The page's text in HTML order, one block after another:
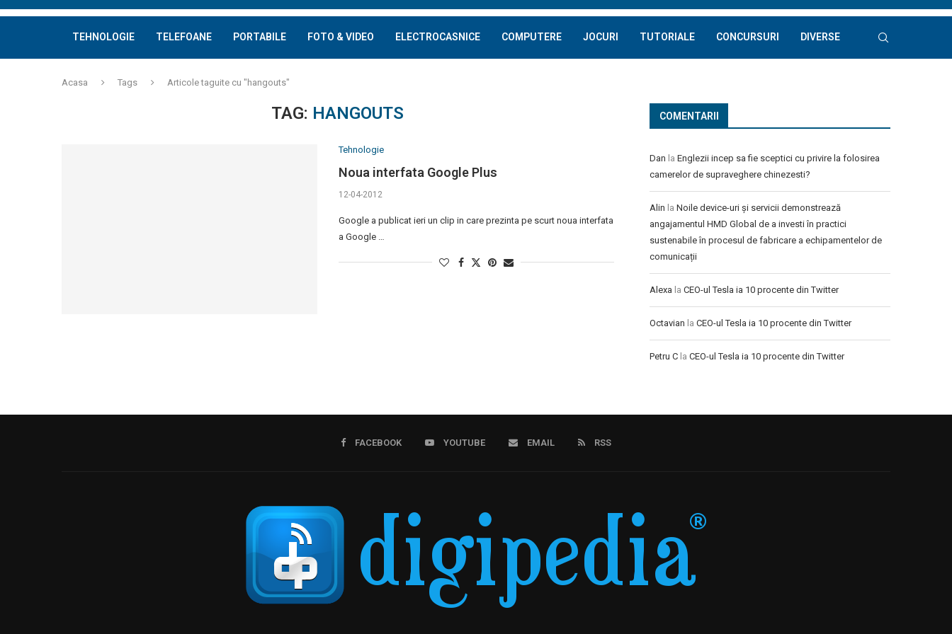
TEHNOLOGIE TELEFOANE PORTABILE FOTO & VIDEO ELECTROCASNICE COMPUTERE JOCURI TUTORIALE CONCURSURI DIVERSE
Acasa Tags Articole taguite cu "hangouts"
TAG: HANGOUTS
Tehnologie
Noua interfata Google Plus
12-04-2012
Google a publicat ieri un clip in care prezinta pe scurt noua interfata
a Google …
COMENTARII
Dan la Englezii incep sa fie sceptici cu privire la folosirea
camerelor de supraveghere chinezesti?
Alin la Noile device-uri și servicii demonstrează
angajamentul HMD Global de a investi în practici
sustenabile în procesul de fabricare a echipamentelor de
comunicații
Alexa la CEO-ul Tesla ia 10 procente din Twitter
Octavian la CEO-ul Tesla ia 10 procente din Twitter
Petru C la CEO-ul Tesla ia 10 procente din Twitter
FACEBOOK YOUTUBE EMAIL RSS